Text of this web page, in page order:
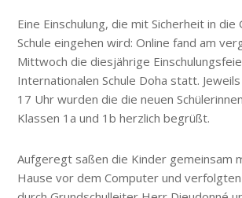
Eine Einschulung, die mit Sicherheit in
Schule eingehen wird: Online fand am
Mittwoch die diesjährige
Internationalen Schule Doha statt.
17 Uhr wurden die die neuen
Klassen 1a und 1b herzlich begrüßt.
Aufgeregt saßen die Kinder gemeinsam
Hause vor dem Computer und